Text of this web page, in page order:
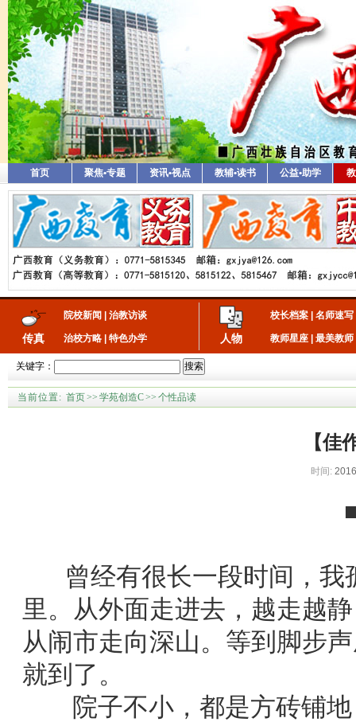
首页 聚焦•专题 资讯•视点 教辅•读书 公益•助学
传真
院校新闻 治教访谈
治校方略 特色办学 人物
校长档案 名师速写
教师星座 最美教师
关键字： 搜索
当前位置: 首页>> 学苑创造C>> 个性品读
【佳
时间:
曾经有很长一段时间，我
里。从外面走进去，越走越
从闹市走向深山。等到脚步
就到了。
院子不小，都是方砖铺地